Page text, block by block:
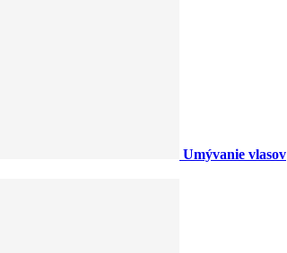
Umývanie vlasov